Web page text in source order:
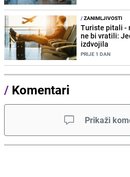
/ZANIMLJIVOSTI
Turiste pitali -
ne bi vratili:
izdvojila
PRIJE 1 DAN
/ Komentari
Prikaži